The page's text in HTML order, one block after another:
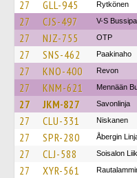
27 GLL-945 Rytkönen
27 CJS-497 V-S
27 NJZ-755 OTP
27 SNS-462 Paakinaho
27 KNO-400 Revon
27 KNM-621 Mennään
27 JKM-827 Savonlinja
27 CLU-331 Niskanen
27 SPR-280 Åbergin
27 CLJ-588 Soisalon
27 XYR-561